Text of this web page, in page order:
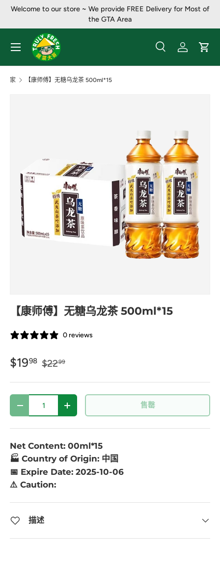
Welcome to our store ~ We provide FREE Delivery for Most of
the GTA Area
搜索
产品类别
搜索 登录 大车
菜单
家 【康师傅】无糖乌龙茶 500ml*15
【康师傅】无糖乌龙茶 500ml*15
0 reviews
$1998 $2299
数量
- + 售罄
Net Content: 00ml*15
🏭 Country of Origin: 中国
📅 Expire Date: 2025-10-06
⚠️ Caution:
描述